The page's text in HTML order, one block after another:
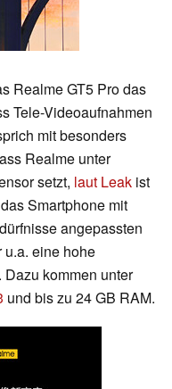
Realme GT5 Pro das
Tele-Videoaufnahmen
mit besonders
Realme unter
setzt, laut Leak ist
Smartphone mit
angepassten
u.a. eine hohe
. Dazu kommen unter
und bis zu 24 GB RAM.